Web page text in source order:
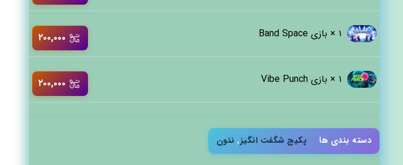
۱ × بازی Band Space ۲۰۰,۰۰۰
۱ × بازی Vibe Punch ۲۰۰,۰۰۰
دسته بندی ها پکیج شگفت انگیز, نئون